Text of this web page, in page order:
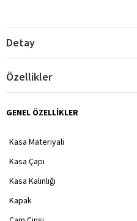
Detay
Özellikler
GENEL ÖZELLİKLER
Kasa Materiyali
Kasa Çapı
Kasa Kalınlığı
Kapak